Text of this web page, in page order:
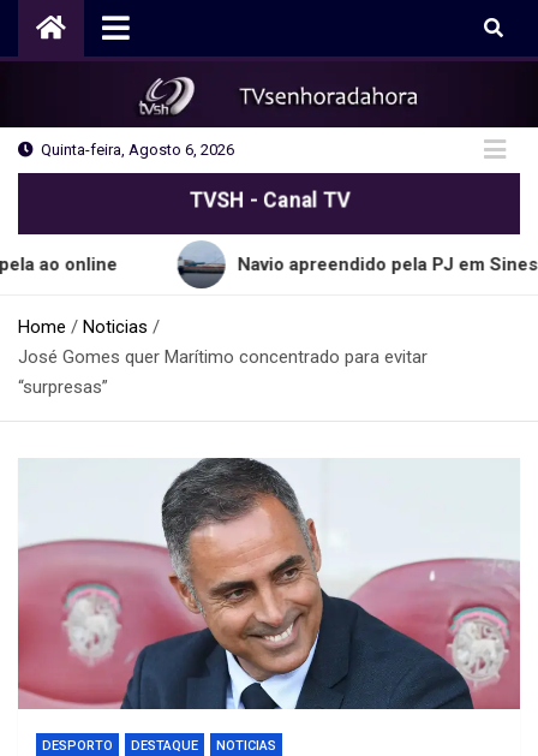
Quinta-feira, Agosto 6, 2026
TVSH - Canal TV
Navio apreendido pela PJ em Sines
Home
Noticias
José Gomes quer Marítimo concentrado para evitar
“surpresas”
DESPORTO DESTAQUE NOTICIAS